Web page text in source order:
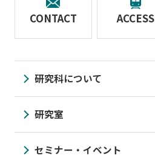
CONTACT ACCESS
研究科について
研究室
セミナー・イベント